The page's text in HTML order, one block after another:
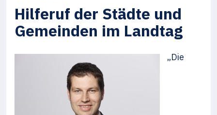
Hilferuf der Städte und
Gemeinden im Landtag
„Die